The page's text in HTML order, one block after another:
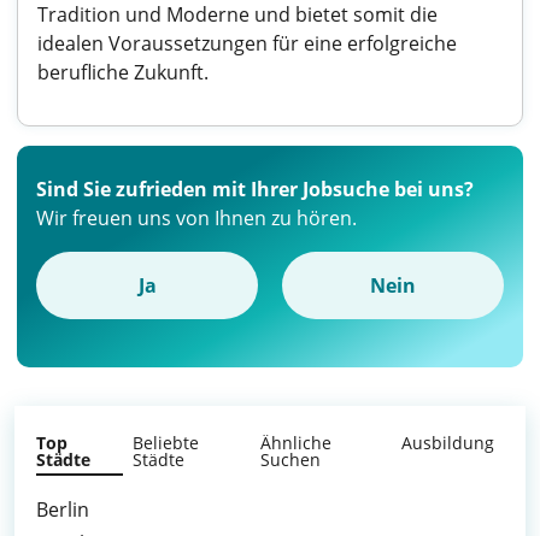
Tradition und Moderne und bietet somit die
idealen Voraussetzungen für eine erfolgreiche
berufliche Zukunft.
Sind Sie zufrieden mit Ihrer Jobsuche bei uns?
Wir freuen uns von Ihnen zu hören.
Ja Nein
Top
Städte
Beliebte
Städte
Ähnliche
Suchen
Ausbildung
Berlin